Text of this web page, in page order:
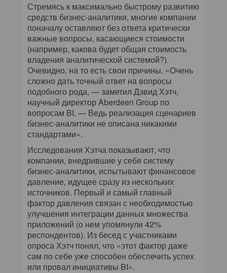
Стремясь к максимально быстрому развитию
средств бизнес-аналитики, многие компании
поначалу оставляют без ответа критически
важные вопросы, касающиеся стоимости
(например, какова будет общая стоимость
владения аналитической системой?).
Очевидно, на то есть свои причины. «Очень
сложно дать точный ответ на вопросы
подобного рода, — заметил Дэвид Хэтч,
научный директор Aberdeen Group по
вопросам BI. — Ведь реализация сценариев
бизнес-аналитики не описана никакими
стандартами».
Исследования Хэтча показывают, что
компании, внедрившие у себя систему
бизнес-аналитики, испытывают финансовое
давление, идущее сразу из нескольких
источников. Первый и самый главный
фактор давления связан с необходимостью
улучшения интеграции данных множества
приложений (о нем упомянули 42%
респондентов). Из бесед с участниками
опроса Хэтч понял, что «этот фактор даже
сам по себе уже способен обеспечить успех
или провал инициативы BI».